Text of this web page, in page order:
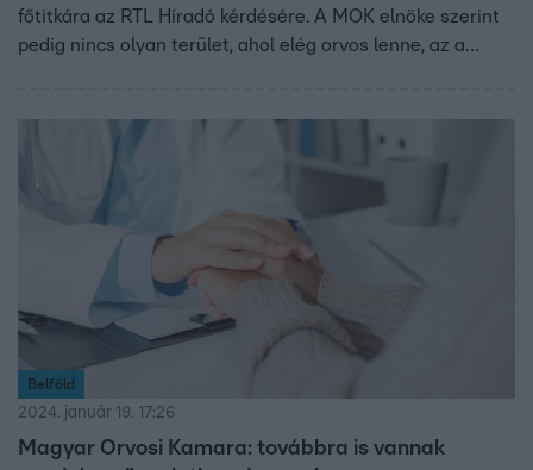
főtitkára az RTL Híradó kérdésére. A MOK elnöke szerint
pedig nincs olyan terület, ahol elég orvos lenne, az a
Eszerint a válaszadók harmada az államiból a
magánellátás felé mozdulna a következő években. A MOK
szerint az orvosok motiváltsága is csökkent, de nem a
hálapénz eltűnése miatt.
Belföld
2024. január 19. 17:26
Magyar Orvosi Kamara: továbbra is vannak